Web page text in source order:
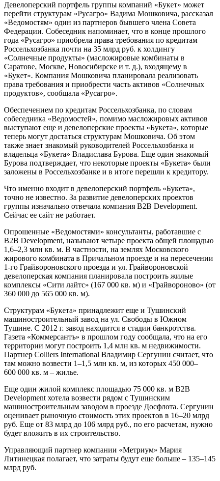
Девелоперский портфель группы компаний «Букет» может
перейти структурам «Русагро» Вадима Мошковича, рассказал
«Ведомостям» один из партнеров бывшего члена Совета
Федерации. Собеседник напоминает, что в конце прошлого
года «Русагро» приобрела права требования по кредитам
Россельхозбанка почти на 35 млрд руб. к холдингу
«Солнечные продукты» (масложировые комбинаты в
Саратове, Москве, Новосибирске и т. д.), входящему в
«Букет». Компания Мошковича планировала реализовать
права требования и приобрести часть активов «Солнечных
продуктов», сообщала «Русагро».
Обеспечением по кредитам Россельхозбанка, по словам
собеседника «Ведомостей», помимо масложировых активов
выступают еще и девелоперские проекты «Букета», которые
теперь могут достаться структурам Мошковича. Об этом
также знает знакомый руководителей Россельхозбанка и
владельца «Букета» Владислава Бурова. Еще один знакомый
Бурова подтверждает, что некоторые проекты «Букета» были
заложены в Россельхозбанке и в итоге перешли к кредитору.
Что именно входит в девелоперский портфель «Букета»,
точно не известно. За развитие девелоперских проектов
группы изначально отвечала компания B2B Development.
Сейчас ее сайт не работает.
Опрошенные «Ведомостями» консультанты, работавшие с
B2B Development, называют четыре проекта общей площадью
1,6–2,3 млн кв. м. В частности, на землях Московского
жирового комбината в Причальном проезде и на пересечении
1-го Грайвороновского проезда и ул. Грайвороновской
девелоперская компания планировала построить жилые
комплексы «Сити лайтс» (167 000 кв. м) и «Грайвороново» (от
360 000 до 565 000 кв. м).
Структурам «Букета» принадлежит еще и Тушинский
машиностроительный завод на ул. Свободы в Южном
Тушине. С 2012 г. завод находится в стадии банкротства.
Газета «Коммерсантъ» в прошлом году сообщала, что на его
территории могут построить 1,4 млн кв. м недвижимости.
Партнер Colliers International Владимир Сергунин считает, что
там можно возвести 1–1,5 млн кв. м, из которых 450 000–
600 000 кв. м – жилье.
Еще один жилой комплекс площадью 75 000 кв. м B2B
Development хотела возвести рядом с Тушинским
машиностроительным заводом в проезде Досфлота. Сергунин
оценивает рыночную стоимость этих проектов в 16–20 млрд
руб. Еще от 83 млрд до 106 млрд руб., по его расчетам, нужно
будет вложить в их строительство.
Управляющий партнер компании «Метриум» Мария
Литинецкая полагает, что затраты будут еще больше – 135–145
млрд руб.